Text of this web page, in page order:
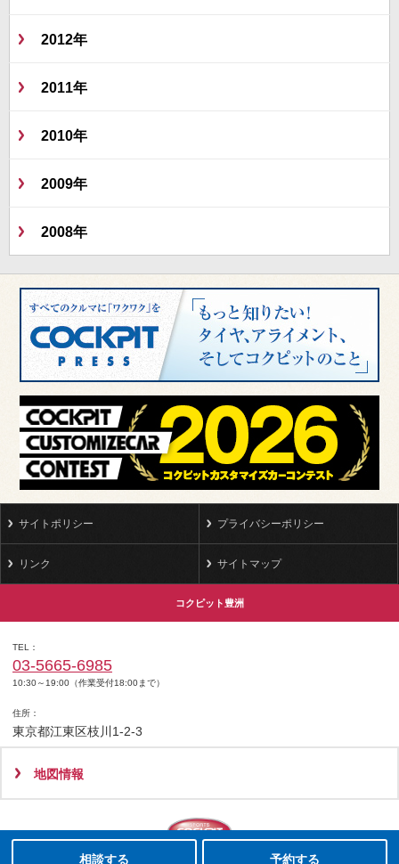
2012年
2011年
2010年
2009年
2008年
サイトポリシー プライバシーポリシー
リンク サイトマップ
コクピット豊洲
TEL
03-5665-6985
10:30～19:00（作業受付18:00まで）
住所
東京都江東区枝川1-2-3
地図情報
Copyright(C)2008-2022 COCKPIT TOYOSU.All rights reserved.
相談する 予約する